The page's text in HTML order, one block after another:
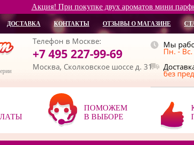
Акция! При покупке двух ароматов мини
ДОСТАВКА КОНТАКТЫ ОТЗЫВЫ О МАГАЗИНЕ
Телефон в Москве:
+7 495 227-99-69
Москва, Сколковское шоссе д. 31
Мы
Пн. -
без
ПОМОЖЕМ
В ВЫБОРЕ